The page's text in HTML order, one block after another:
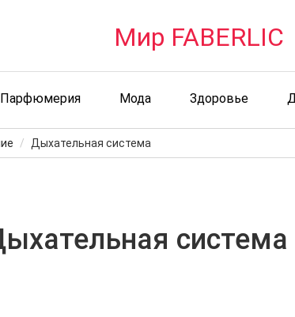
Мир FABERLIC
Парфюмерия Мода Здоровье
Дыхательная система